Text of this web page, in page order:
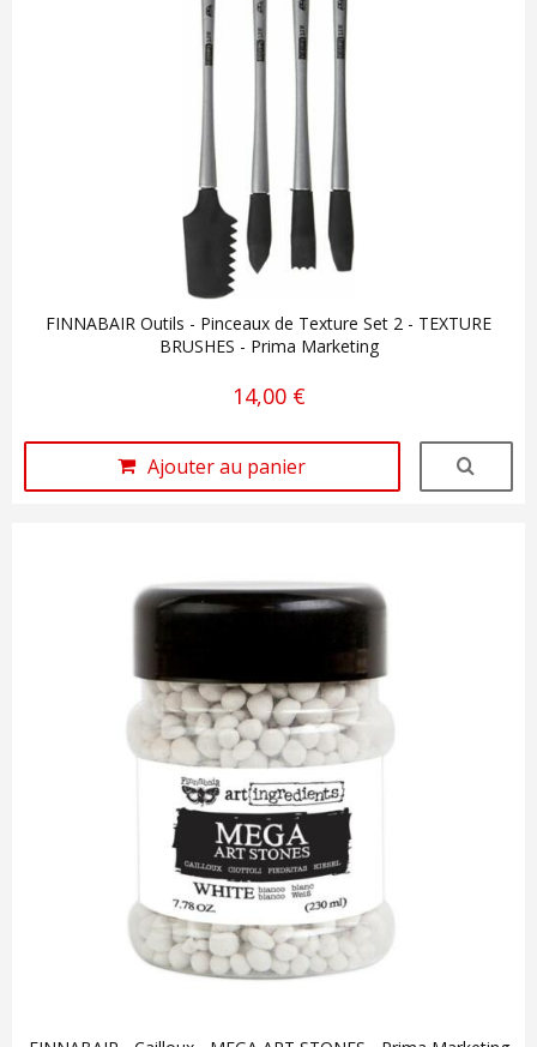
FINNABAIR Outils - Pinceaux de Texture Set 2 - TEXTURE
BRUSHES - Prima Marketing
14,00 €
Ajouter au panier